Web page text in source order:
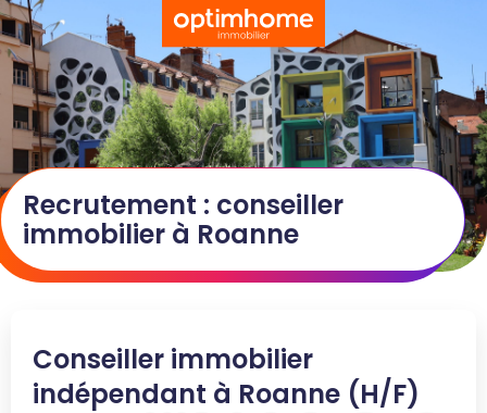
Recrutement : conseiller
immobilier à Roanne
Conseiller immobilier
indépendant à Roanne (H/F)